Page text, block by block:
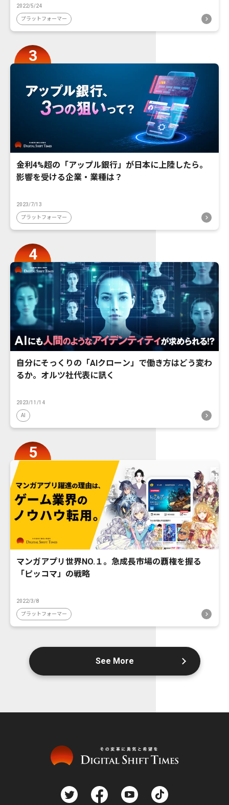
2022/5/24
プラットフォーマー
金利4%超の「アップル銀行」が日本に上陸したら。
影響を受ける企業・業種は？
2023/7/13
プラットフォーマー
自分にそっくりの「AIクローン」で働き方はどう変わ
るか。オルツ社代表に訊く
2023/11/14
AI
マンガアプリ世界NO.１。急成長市場の覇権を握る
「ピッコマ」の戦略
2022/3/8
プラットフォーマー
See More